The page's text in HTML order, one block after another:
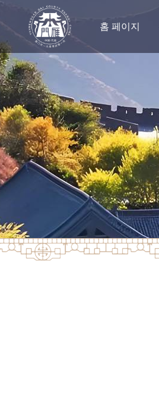
홈 페이지